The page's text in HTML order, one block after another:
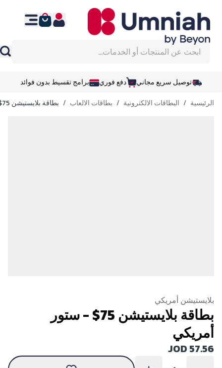
ابحث عن المنتجات أو الخدمات...
توصيل سريع مجاني دفع فوري برامج تقسيط بدون فوائد
الرئيسية / البطاقات الالكترونية / بطاقات الالعاب / بطاقة بلايستيشن 75$ - ستور أمريكي
بلايستيشن أمريكي
بطاقة بلايستيشن 75$ - ستور
أمريكي
JOD 57.56